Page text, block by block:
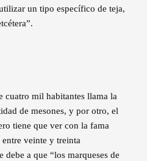
un tipo específico de teja,
cuatro mil habitantes llama la
de mesones, y por otro, el
tiene que ver con la fama
veinte y treinta
debe a que “los marqueses de